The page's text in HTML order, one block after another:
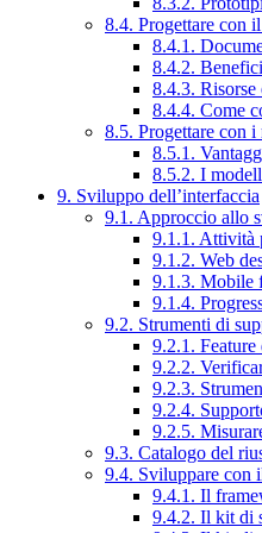
8.4. Progettare con
8.4.1.
8.4.2.
8.4.3. Risorse
8.4.4. Come
8.5. Progettare con
8.5.1.
8.5.2. I
9. Sviluppo dell’interfaccia
9.1. Approccio allo
9.1.1. Attività
9.1.2. Web
9.1.3. Mobile
9.1.4.
9.2. Strumenti di
9.2.1. Feature
9.2.2.
9.2.3.
9.2.4.
9.2.5.
9.3. Catalogo del
9.4. Sviluppare con
9.4.1. Il
9.4.2. Il kit di